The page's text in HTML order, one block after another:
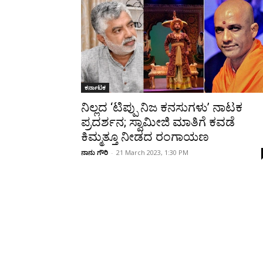
ಕರ್ನಾಟಕ
ನಿಲ್ಲದ ‘ಟಿಪ್ಪು ನಿಜ ಕನಸುಗಳು’ ನಾಟಕ
ಪ್ರದರ್ಶನ; ಸ್ವಾಮೀಜಿ ಮಾತಿಗೆ ಕವಡೆ
ಕಿಮ್ಮತ್ತೂ ನೀಡದ ರಂಗಾಯಣ
ನಾನು ಗೌರಿ - 21 March 2023, 1:30 PM